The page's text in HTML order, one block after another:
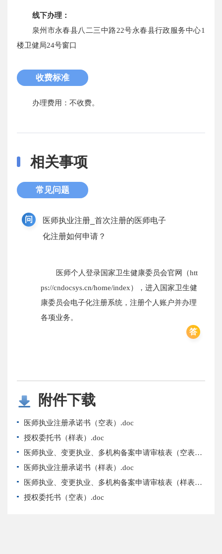
线下办理：
泉州市永春县八二三中路22号永春县行政服务中心1
楼卫健局24号窗口
收费标准
办理费用：不收费。
相关事项
常见问题
问
医师执业注册_首次注册的医师电子
化注册如何申请？
医师个人登录国家卫生健康委员会官网（htt
ps://cndocsys.cn/home/index），进入国家卫生健
康委员会电子化注册系统，注册个人账户并办理
各项业务。
答
附件下载
医师执业注册承诺书（空表）.doc
授权委托书（样表）.doc
医师执业、变更执业、多机构备案申请审核表（空表）.doc
医师执业注册承诺书（样表）.doc
医师执业、变更执业、多机构备案申请审核表（样表）.doc
授权委托书（空表）.doc